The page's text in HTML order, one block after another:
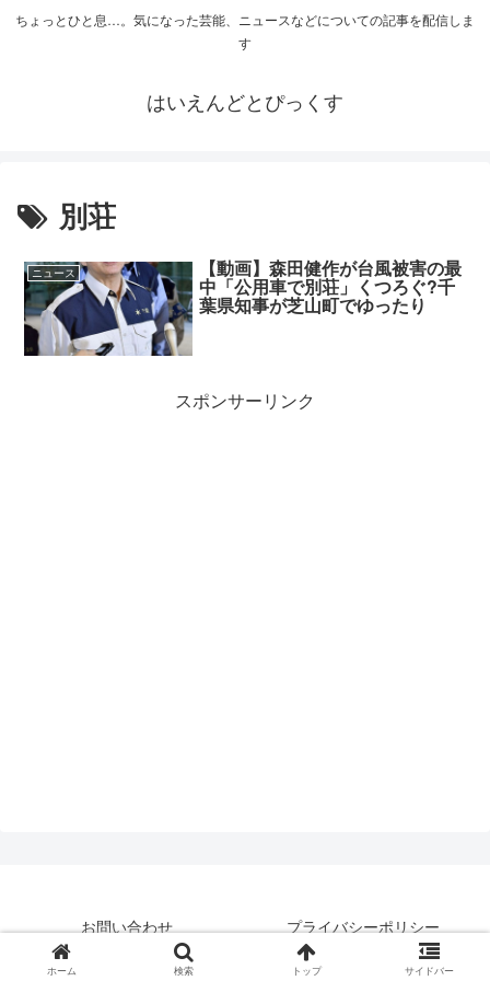
ちょっとひと息…。気になった芸能、ニュースなどについての記事を配信しま
す
はいえんどとぴっくす
別荘
ニュース 【動画】森田健作が台風被害の最
中「公用車で別荘」くつろぐ?千
葉県知事が芝山町でゆったり
スポンサーリンク
お問い合わせ
プライバシーポリシー
© 2019 はいえんどとぴっくす.
ホーム 検索 トップ サイドバー